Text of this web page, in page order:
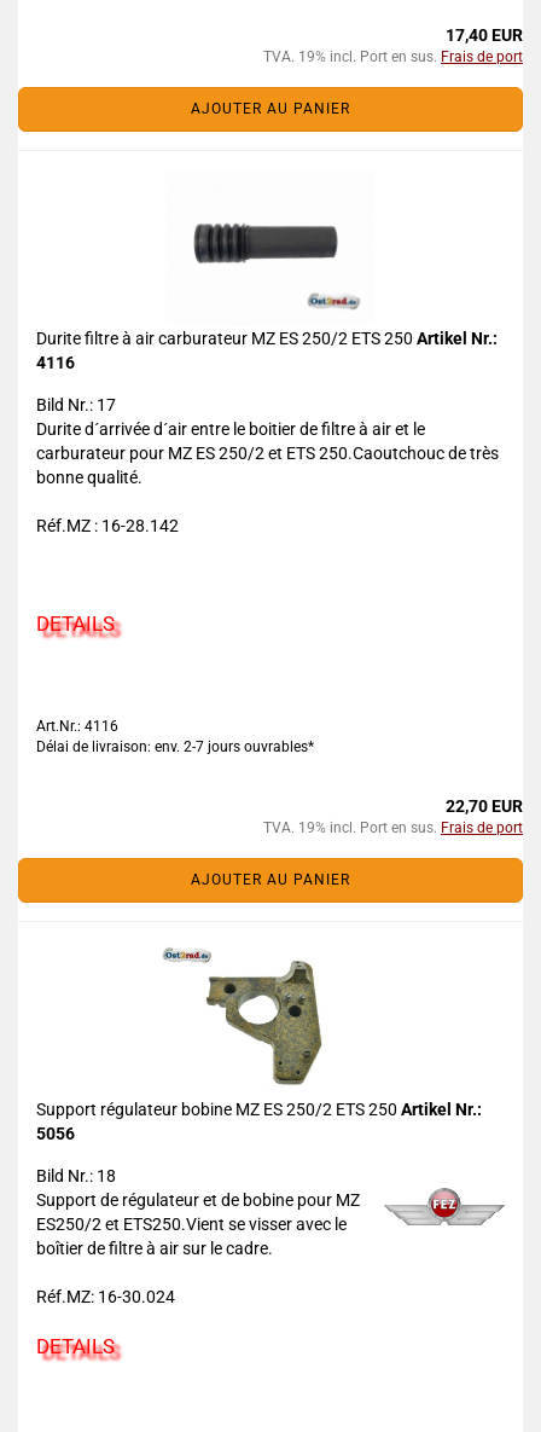
17,40 EUR
TVA. 19% incl. Port en sus. Frais de port
AJOUTER AU PANIER
Durite filtre à air carburateur MZ ES 250/2 ETS 250 Artikel Nr.:
4116
Bild Nr.: 17
Durite d´arrivée d´air entre le boitier de filtre à air et le
carburateur pour MZ ES 250/2 et ETS 250.Caoutchouc de très
bonne qualité.
Réf.MZ : 16-28.142
DETAILS
Art.Nr.: 4116
Délai de livraison: env. 2-7 jours ouvrables*
22,70 EUR
TVA. 19% incl. Port en sus. Frais de port
AJOUTER AU PANIER
Support régulateur bobine MZ ES 250/2 ETS 250 Artikel Nr.:
5056
Bild Nr.: 18
Support de régulateur et de bobine pour MZ
ES250/2 et ETS250.Vient se visser avec le
boîtier de filtre à air sur le cadre.
Réf.MZ: 16-30.024
DETAILS